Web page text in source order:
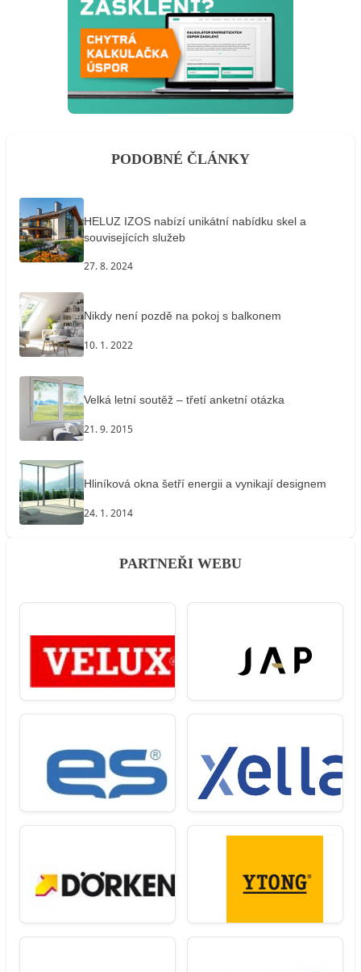
PODOBNÉ ČLÁNKY
HELUZ IZOS nabízí unikátní nabídku skel a
souvisejících služeb
27. 8. 2024
Nikdy není pozdě na pokoj s balkonem
10. 1. 2022
Velká letní soutěž – třetí anketní otázka
21. 9. 2015
Hliníková okna šetří energii a vynikají designem
24. 1. 2014
PARTNEŘI WEBU